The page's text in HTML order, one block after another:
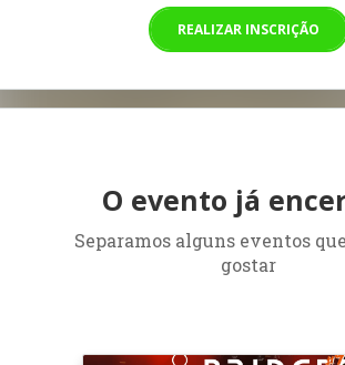
REALIZAR INSCRIÇÃO
O evento já
Separamos alguns eventos
gostar